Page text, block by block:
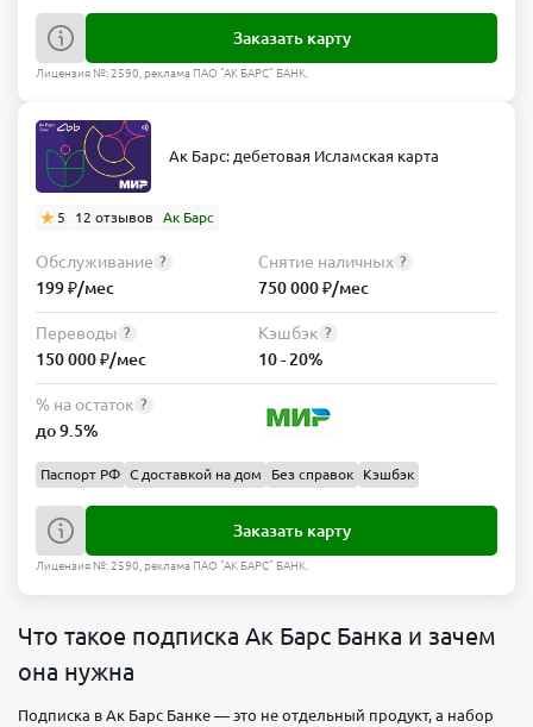
Заказать карту
Лицензия №: 2590, реклама ПАО "АК БАРС" БАНК.
Ак Барс: дебетовая Исламская карта
5 12 отзывов Ак Барс
Обслуживание ?
199 ₽/мес
Снятие наличных ?
750 000 ₽/мес
Переводы ?
150 000 ₽/мес
Кэшбэк ?
10 - 20%
% на остаток ?
до 9.5%
Паспорт РФ С доставкой на дом Без справок Кэшбэк
Заказать карту
Лицензия №: 2590, реклама ПАО "АК БАРС" БАНК.
Что такое подписка Ак Барс Банка и зачем
она нужна
Подписка в Ак Барс Банке — это не отдельный продукт, а набор